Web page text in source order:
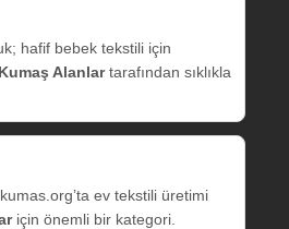
hafif bebek tekstili için
Alanlartarafından sıklıkla
ev tekstili üretimi
için önemli bir kategori.